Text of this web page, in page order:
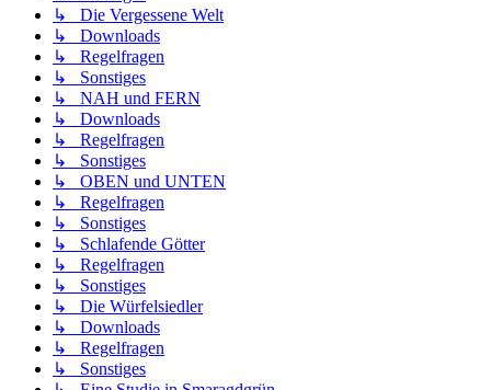
↳ Die Vergessene Welt
↳ Downloads
↳ Regelfragen
↳ Sonstiges
↳ NAH und FERN
↳ Downloads
↳ Regelfragen
↳ Sonstiges
↳ OBEN und UNTEN
↳ Regelfragen
↳ Sonstiges
↳ Schlafende Götter
↳ Regelfragen
↳ Sonstiges
↳ Die Würfelsiedler
↳ Downloads
↳ Regelfragen
↳ Sonstiges